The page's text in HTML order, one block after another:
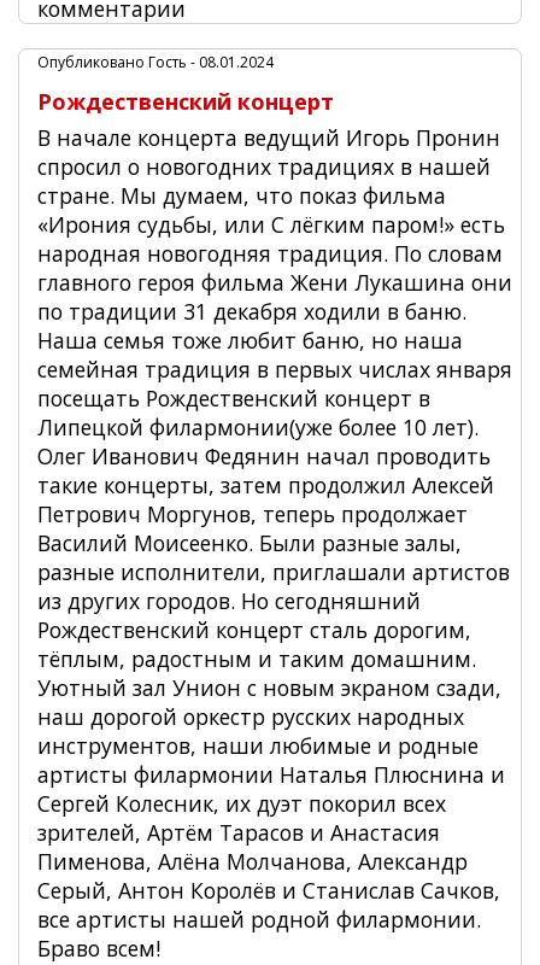
комментарии
Опубликовано Гость - 08.01.2024
Рождественский концерт
В начале концерта ведущий Игорь Пронин
спросил о новогодних традициях в нашей
стране. Мы думаем, что показ фильма
«Ирония судьбы, или С лёгким паром!» есть
народная новогодняя традиция. По словам
главного героя фильма Жени Лукашина они
по традиции 31 декабря ходили в баню.
Наша семья тоже любит баню, но наша
семейная традиция в первых числах января
посещать Рождественский концерт в
Липецкой филармонии(уже более 10 лет).
Олег Иванович Федянин начал проводить
такие концерты, затем продолжил Алексей
Петрович Моргунов, теперь продолжает
Василий Моисеенко. Были разные залы,
разные исполнители, приглашали артистов
из других городов. Но сегодняшний
Рождественский концерт сталь дорогим,
тёплым, радостным и таким домашним.
Уютный зал Унион с новым экраном сзади,
наш дорогой оркестр русских народных
инструментов, наши любимые и родные
артисты филармонии Наталья Плюснина и
Сергей Колесник, их дуэт покорил всех
зрителей, Артём Тарасов и Анастасия
Пименова, Алёна Молчанова, Александр
Серый, Антон Королёв и Станислав Сачков,
все артисты нашей родной филармонии.
Браво всем!